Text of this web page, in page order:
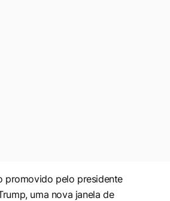
promovido pelo presidente
uma nova janela de